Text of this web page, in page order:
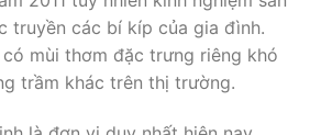
có trụ sở và cơ sở sản xuất tại
Trung có nhiều lợi thế về
hương Việt Nam. Công ty
2011 tuy nhiên kinh nghiệm sản
truyền các bí kíp của gia đình.